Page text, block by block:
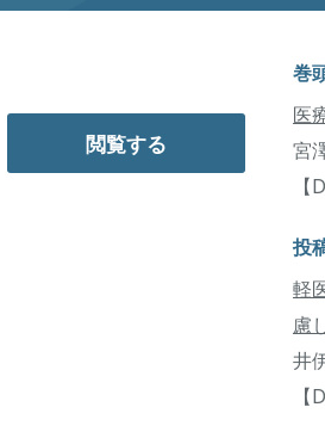
閲覧する
巻
医
宮
投
軽
慮
井